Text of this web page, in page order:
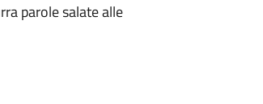
parole salate alle